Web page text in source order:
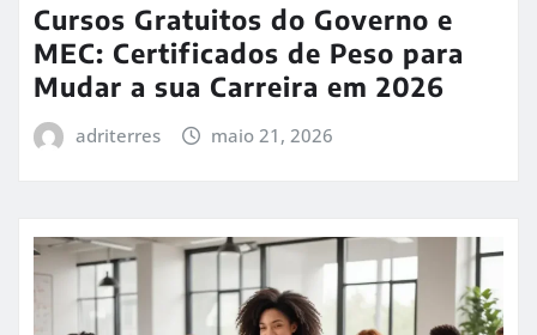
Cursos Gratuitos do Governo e
MEC: Certificados de Peso para
Mudar a sua Carreira em 2026
adriterres maio 21, 2026